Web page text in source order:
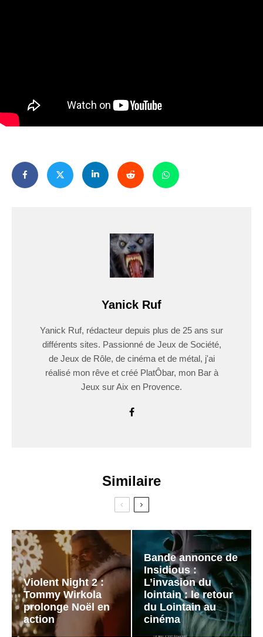
Yanick Ruf
Yanick Ruf, rédacteur depuis plus de 25 ans sur
différents sites. Passionné de Jeux de Société,
de Jeux de Rôle, de cinéma et de métal, j'ai
réalisé mon rêve et créé PlatÔbar, mon Bar à
Jeux sur Aix en Provence.
Similaire
Violent Night 2 :
Tommy Wirkola
prolonge Noël en
action
Bande annonce de
Insidious :
L’invasion du
lointain : le retour
du Lointain au
cinéma